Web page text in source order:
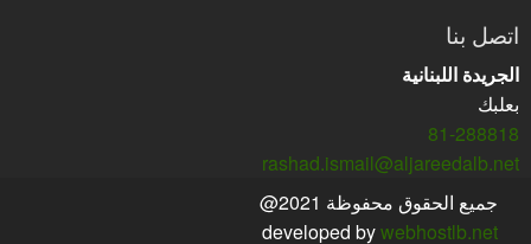
اتصل بنا
الجريدة اللبنانية
بعلبك
81-288818
rashad.ismail@aljareedalb.net
جميع الحقوق محفوظة 2021@
developed bywebhostlb.net